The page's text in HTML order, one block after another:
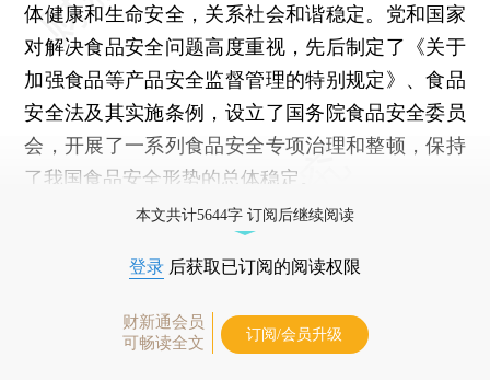
体健康和生命安全，关系社会和谐稳定。党和国家
对解决食品安全问题高度重视，先后制定了《关于
加强食品等产品安全监督管理的特别规定》、食品
安全法及其实施条例，设立了国务院食品安全委员
会，开展了一系列食品安全专项治理和整顿，保持
了我国食品安全形势的总体稳定。
本文共计5644字 订阅后继续阅读
登录 后获取已订阅的阅读权限
财新通会员
可畅读全文
订阅/会员升级